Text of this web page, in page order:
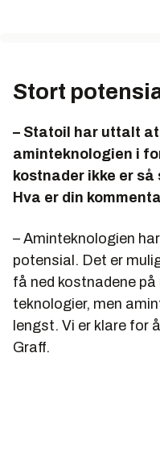
Stort
– Statoil har uttalt
aminteknologien i
kostnader ikke er
Hva er din
– Aminteknologien
potensial. Det er
få ned kostnadene
teknologier, men
lengst. Vi er klare for
Graff.